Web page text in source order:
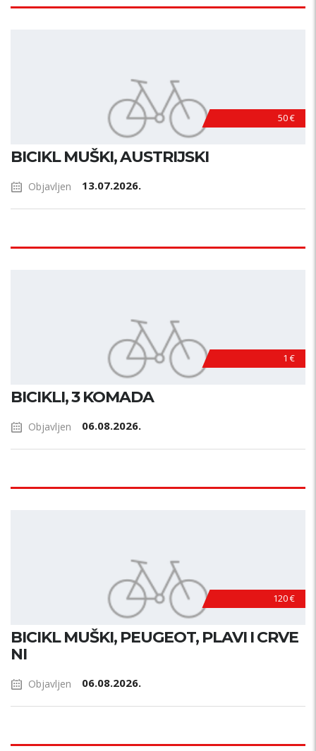
50 €
BICIKL MUŠKI, AUSTRIJSKI
Objavljen 13.07.2026.
1 €
BICIKLI, 3 KOMADA
Objavljen 06.08.2026.
120 €
BICIKL MUŠKI, PEUGEOT, PLAVI I CRVE
NI
Objavljen 06.08.2026.